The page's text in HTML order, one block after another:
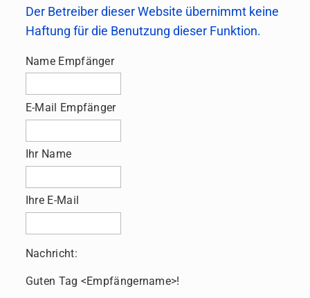
Der Betreiber dieser Website übernimmt keine
Haftung für die Benutzung dieser Funktion.
Name Empfänger
E-Mail Empfänger
Ihr Name
Ihre E-Mail
Nachricht:
Guten Tag <Empfängername>!